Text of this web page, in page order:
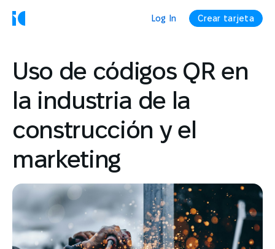
Log In Crear tarjeta
Uso de códigos QR en
la industria de la
construcción y el
marketing